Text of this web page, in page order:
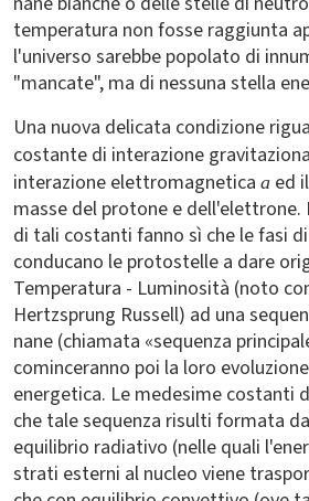
temperatura non fosse raggiunta
l'universo sarebbe popolato di
"mancate", ma di nessuna stella
Una nuova delicata condizione
costante di interazione
interazione elettromagnetica a ed
masse del protone e dell'elettrone.
di tali costanti fanno sì che le fasi
conducano le protostelle a dare
Temperatura - Luminosità (noto
Hertzsprung Russell) ad una
nane (chiamata «sequenza
cominceranno poi la loro
energetica. Le medesime costanti
che tale sequenza risulti formata
equilibrio radiativo (nelle quali
strati esterni al nucleo viene